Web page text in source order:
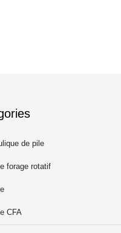
de pile
forage rotatif
CFA